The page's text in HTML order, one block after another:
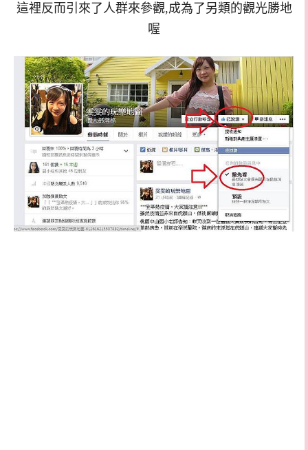
這裡反而引來了人群來參觀,成為了另類的觀光勝地
喔